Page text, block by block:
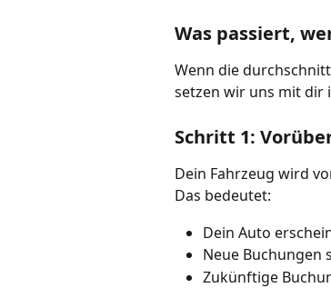
Was passiert,
Wenn die
setzen wir uns mit dir
Schritt 1:
Dein Fahrzeug wird
Das bedeutet:
Dein Auto
Neue Buchungen
Zukünftige